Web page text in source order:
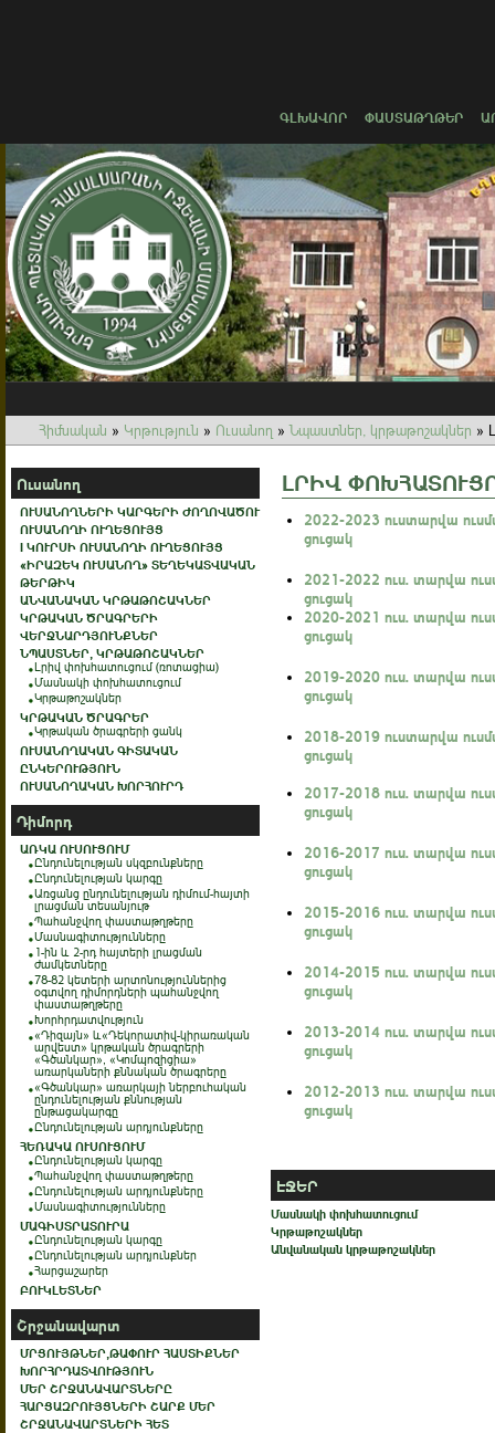
ԳԼԽԱՎՈՐ ՓԱՍՏԱԹՂԹԵՐ
Հիմնական » Կրթություն » Ուսանող » Նպաստներ, կրթաթոշակներ »
Ուսանող
ՈՒՍԱՆՈՂՆԵՐԻ ԿԱՐԳԵՐԻ ԺՈՂՈՎԱԾՈՒ
ՈՒՍԱՆՈՂԻ ՈՒՂԵՑՈՒՅՑ
I ԿՈՒՐՍԻ ՈՒՍԱՆՈՂԻ ՈՒՂԵՑՈՒՅՑ
«ԻՐԱԶԵԿ ՈՒՍԱՆՈՂ» ՏԵՂԵԿԱՏՎԱԿԱՆ
ԹԵՐԹԻԿ
ԱՆՎԱՆԱԿԱՆ ԿՐԹԱԹՈՇԱԿՆԵՐ
ԿՐԹԱԿԱՆ ԾՐԱԳՐԵՐԻ
ՎԵՐՋՆԱՐԴՅՈՒՆՔՆԵՐ
ՆՊԱՍՏՆԵՐ, ԿՐԹԱԹՈՇԱԿՆԵՐ
Լրիվ փոխհատուցում (ռոտացիա)
Մասնակի փոխհատուցում
Կրթաթոշակներ
ԿՐԹԱԿԱՆ ԾՐԱԳՐԵՐ
Կրթական ծրագրերի ցանկ
ՈՒՍԱՆՈՂԱԿԱՆ ԳԻՏԱԿԱՆ
ԸՆԿԵՐՈՒԹՅՈՒՆ
ՈՒՍԱՆՈՂԱԿԱՆ ԽՈՐՀՈՒՐԴ
Դիմորդ
ԱՌԿԱ ՈՒՍՈՒՑՈՒՄ
Ընդունելության սկզբունքները
Ընդունելության կարգը
Առցանց ընդունելության դիմում-հայտի
լրացման տեսանյութ
Պահանջվող փաստաթղթերը
Մասնագիտությունները
1-ին և 2-րդ հայտերի լրացման
ժամկետները
78-82 կետերի արտոնություններից
օգտվող դիմորդների պահանջվող
փաստաթղթերը
Խորհրդատվություն
«Դիզայն» և«Դեկորատիվ-կիրառական
արվեստ» կրթական ծրագրերի
«Գծանկար», «Կոմպոզիցիա»
առարկաների քննական ծրագրերը
«Գծանկար» առարկայի ներբուհական
ընդունելության քննության
ընթացակարգը
Ընդունելության արդյունքները
ՀԵՌԱԿԱ ՈՒՍՈՒՑՈՒՄ
Ընդունելության կարգը
Պահանջվող փաստաթղթերը
Ընդունելության արդյունքները
Մասնագիտությունները
ՄԱԳԻՍՏՐԱՏՈՒՐԱ
Ընդունելության կարգը
Ընդունելության արդյունքներ
Հարցաշարեր
ԲՈՒԿԼԵՏՆԵՐ
Շրջանավարտ
ՄՐՑՈՒՅԹՆԵՐ,ԹԱՓՈՒՐ ՀԱՍՏԻՔՆԵՐ
ԽՈՐՀՐԴԱՏՎՈՒԹՅՈՒՆ
ՄԵՐ ՇՐՋԱՆԱՎԱՐՏՆԵՐԸ
ՀԱՐՑԱԶՐՈՒՅՑՆԵՐԻ ՇԱՐՔ ՄԵՐ
ՇՐՋԱՆԱՎԱՐՏՆԵՐԻ ՀԵՏ
ԼՐԻՎ
2022-2023 ուստարվա
ցուցակ
2021-2022 ուս. տարվա
ցուցակ
2020-2021 ուս. տարվա
ցուցակ
2019-2020 ուս. տարվա
ցուցակ
2018-2019 ուստարվա
ցուցակ
2017-2018 ուս. տարվա
ցուցակ
2016-2017 ուս. տարվա
ցուցակ
2015-2016 ուս. տարվա
ցուցակ
2014-2015 ուս. տարվա
ցուցակ
2013-2014 ուս. տարվա
ցուցակ
2012-2013 ուս. տարվա
ցուցակ
ԷՋԵՐ
Մասնակի փոխհատուցում
Կրթաթոշակներ
Անվանական կրթաթոշակներ